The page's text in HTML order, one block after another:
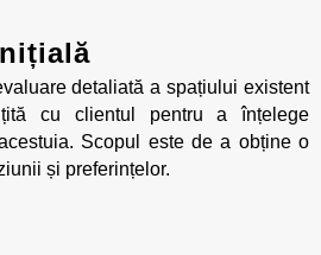
detaliată a spațiului existent
cu clientul pentru a înțelege
Scopul este de a obține o
și preferințelor.